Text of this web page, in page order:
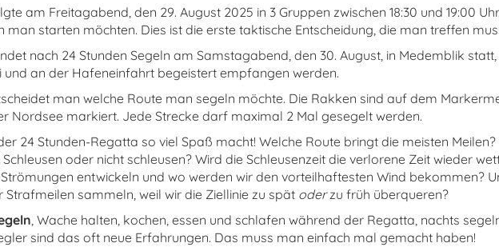
am Freitagabend, den 29. August 2025 in 3 Gruppen zwischen 18:30 und 19:00
man starten möchten. Dies ist die erste taktische Entscheidung, die man treffen
nach 24 Stunden Segeln am Samstagabend, den 30. August, in Medemblik
und an der Hafeneinfahrt begeistert empfangen werden.
man welche Route man segeln möchte. Die Rakken sind auf dem
Nordsee markiert. Jede Strecke darf maximal 2 Mal gesegelt werden.
24 Stunden-Regatta so viel Spaß macht! Welche Route bringt die meisten
oder nicht schleusen? Wird die Schleusenzeit die verlorene Zeit wieder
entwickeln und wo werden wir den vorteilhaftesten Wind bekommen?
Strafmeilen sammeln, weil wir die Ziellinie zu spät oderzu früh überqueren?
, Wache halten, kochen, essen und schlafen während der Regatta, nachts
sind das oft neue Erfahrungen. Das muss man einfach mal gemacht haben!